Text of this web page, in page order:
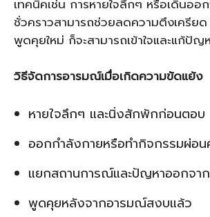
เทคนิคเช่น การหายใจลึกๆ หรือเดินอ
ชั่วคราวสามารถช่วยลดความตึงเครียด
พูดคุยใหม่ ก็จะสามารถเข้าใจและแก้ปัญ
วิธีจัดการอารมณ์เมื่อเกิดความขัดแย้ง
หายใจลึกๆ และนิ่งสักพักก่อนตอบ
ออกกำลังกายหรือทำกิจกรรมผ่อ
แยกสถานการณ์และปัญหาออกจา
พูดคุยหลังจากอารมณ์สงบแล้ว